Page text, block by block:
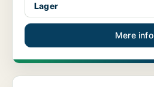
Lager
Mere info
Lager i Hedehusene